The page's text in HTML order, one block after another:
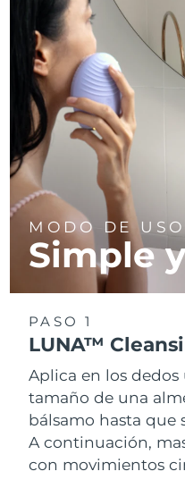
MODO DE USO
Simple
PASO 1
LUNA™
Aplica en los
tamaño de una
bálsamo hasta que
A continuación,
con movimientos
Tailandia
Turquía
Emiratos Árabes
Unidos
Reino Unido
Estados Unidos
Uzbekistán
Vietnam